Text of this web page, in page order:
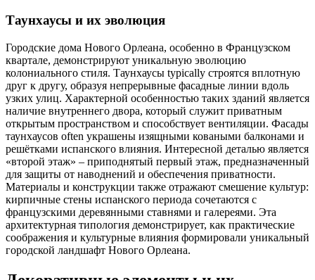
Таунхаусы и их эволюция
Городские дома Нового Орлеана, особенно в Французском
квартале, демонстрируют уникальную эволюцию
колониального стиля. Таунхаусы typically строятся вплотную
друг к другу, образуя непрерывные фасадные линии вдоль
узких улиц. Характерной особенностью таких зданий является
наличие внутреннего двора, который служит приватным
открытым пространством и способствует вентиляции. Фасады
таунхаусов often украшены изящными коваными балконами и
решётками испанского влияния. Интересной деталью является
«второй этаж» – приподнятый первый этаж, предназначенный
для защиты от наводнений и обеспечения приватности.
Материалы и конструкции также отражают смешение культур:
кирпичные стены испанского периода сочетаются с
французскими деревянными ставнями и галереями. Эта
архитектурная типология демонстрирует, как практические
соображения и культурные влияния формировали уникальный
городской ландшафт Нового Орлеана.